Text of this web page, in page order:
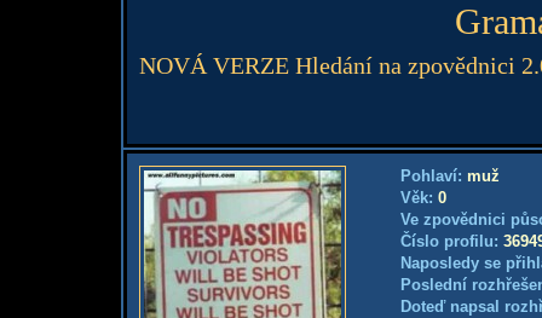
NOVÁ VERZE Hledání na zpovědnici
Pohlaví: muž
Věk: 0
Ve zpovědnici
Číslo profilu:
Naposledy se
Poslední
Doteď napsal